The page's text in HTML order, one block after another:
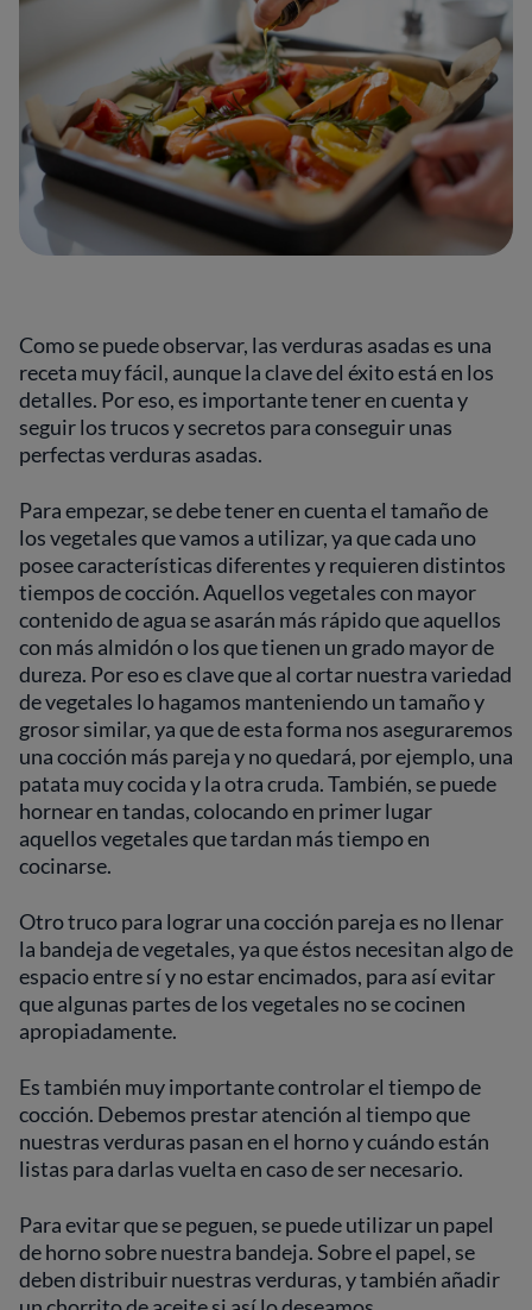
Como se puede observar, las verduras asadas es una
receta muy fácil, aunque la clave del éxito está en los
detalles. Por eso, es importante tener en cuenta y
seguir los trucos y secretos para conseguir unas
perfectas verduras asadas.
Para empezar, se debe tener en cuenta el tamaño de
los vegetales que vamos a utilizar, ya que cada uno
posee características diferentes y requieren distintos
tiempos de cocción. Aquellos vegetales con mayor
contenido de agua se asarán más rápido que aquellos
con más almidón o los que tienen un grado mayor de
dureza. Por eso es clave que al cortar nuestra variedad
de vegetales lo hagamos manteniendo un tamaño y
grosor similar, ya que de esta forma nos aseguraremos
una cocción más pareja y no quedará, por ejemplo, una
patata muy cocida y la otra cruda. También, se puede
hornear en tandas, colocando en primer lugar
aquellos vegetales que tardan más tiempo en
cocinarse.
Otro truco para lograr una cocción pareja es no llenar
la bandeja de vegetales, ya que éstos necesitan algo de
espacio entre sí y no estar encimados, para así evitar
que algunas partes de los vegetales no se cocinen
apropiadamente.
Es también muy importante controlar el tiempo de
cocción. Debemos prestar atención al tiempo que
nuestras verduras pasan en el horno y cuándo están
listas para darlas vuelta en caso de ser necesario.
Para evitar que se peguen, se puede utilizar un papel
de horno sobre nuestra bandeja. Sobre el papel, se
deben distribuir nuestras verduras, y también añadir